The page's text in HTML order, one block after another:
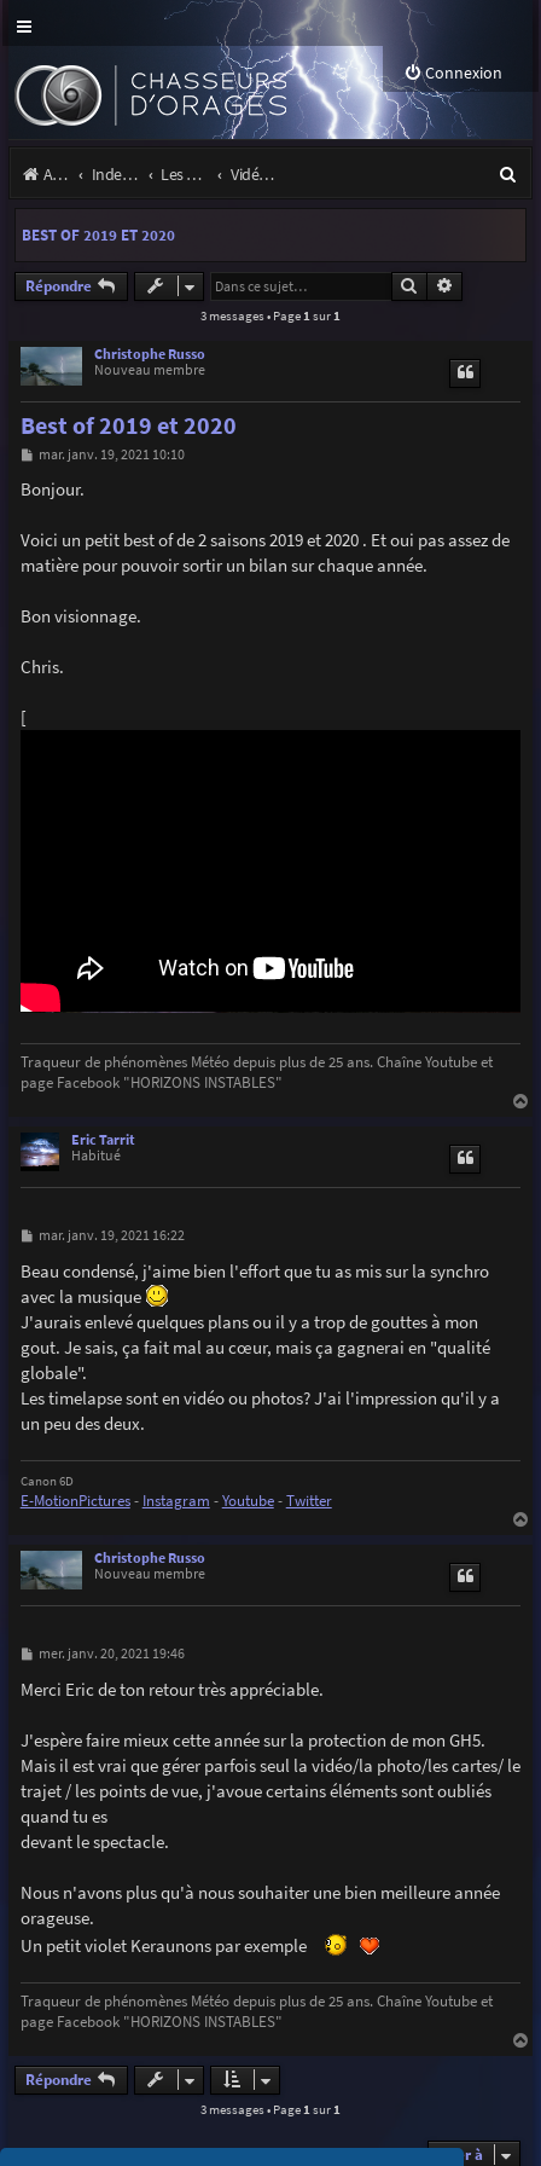
Connexion
Accueil Index du forum Les orages Vidéos d'orages
e
BEST OF 2019 ET 2020
Répondre Rechercher
3 messages • Page 1 sur 1
Christophe Russo
Nouveau membre
Best of 2019 et 2020
M
s
s
g
e
mar. janv. 19, 2021 10:10
Bonjour.
Voici un petit best of de 2 saisons 2019 et 2020 . Et oui pas assez de
matière pour pouvoir sortir un bilan sur chaque année.
Bon visionnage.
Chris.
[
Traqueur de phénomènes Météo depuis plus de 25 ans. Chaîne Youtube et
page Facebook "HORIZONS INSTABLES"
Eric Tarrit
Habitué
M
s
s
a
e
mar. janv. 19, 2021 16:22
Beau condensé, j'aime bien l'effort que tu as mis sur la synchro
avec la musique
J'aurais enlevé quelques plans ou il y a trop de gouttes à mon
gout. Je sais, ça fait mal au cœur, mais ça gagnerai en "qualité
globale".
Les timelapse sont en vidéo ou photos? J'ai l'impression qu'il y a
un peu des deux.
Canon 6D
E-MotionPictures- Instagram -Youtube-Twitter
Christophe Russo
Nouveau membre
M
s
s
e
mer. janv. 20, 2021 19:46
Merci Eric de ton retour très appréciable.
J'espère faire mieux cette année sur la protection de mon GH5.
Mais il est vrai que gérer parfois seul la vidéo/la photo/les cartes/ le
trajet / les points de vue, j'avoue certains éléments sont oubliés
quand tu es
devant le spectacle.
Nous n'avons plus qu'à nous souhaiter une bien meilleure année
orageuse.
Un petit violet Keraunons par exemple
Traqueur de phénomènes Météo depuis plus de 25 ans. Chaîne Youtube et
page Facebook "HORIZONS INSTABLES"
a
Répondre
3 messages • Page1sur1
Aller à